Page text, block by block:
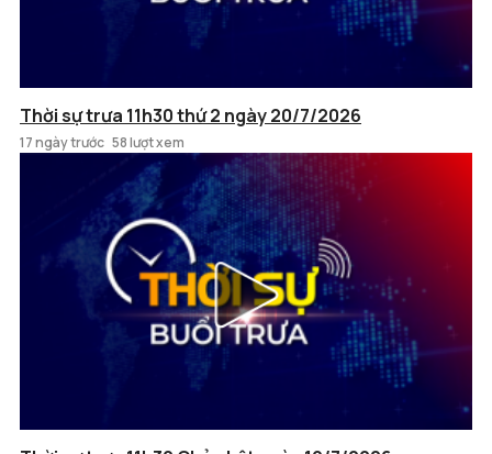
Thời sự trưa 11h30 thứ 2 ngày 20/7/2026
17 ngày trước 58 lượt xem